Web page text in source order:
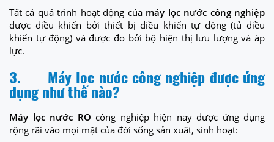
Tất cả quá trình hoạt động của máy lọc nước công nghiệp
được điều khiển bởi thiết bị điều khiển tự động (tủ điều
khiển tự động) và được đo bởi bộ hiện thị lưu lượng và áp
lực.
3. Máy lọc nước công nghiệp được ứng
dụng như thế nào?
Máy lọc nước RO công nghiệp hiện nay được ứng dụng
rộng rãi vào mọi mặt của đời sống sản xuât, sinh hoạt: